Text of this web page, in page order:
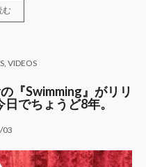
む
, VIDEOS
『Swimming』がリリ
でちょうど8年。
03